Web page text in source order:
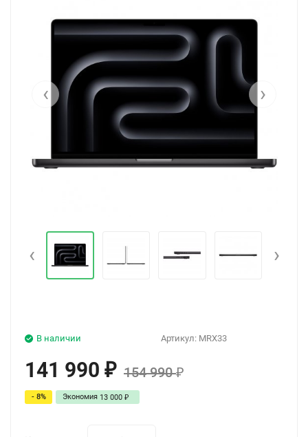
‹ ›
‹ ›
Артикул: MRX33
В наличии
141 990 ₽ 154 990₽
- 8% Экономия 13 000 ₽